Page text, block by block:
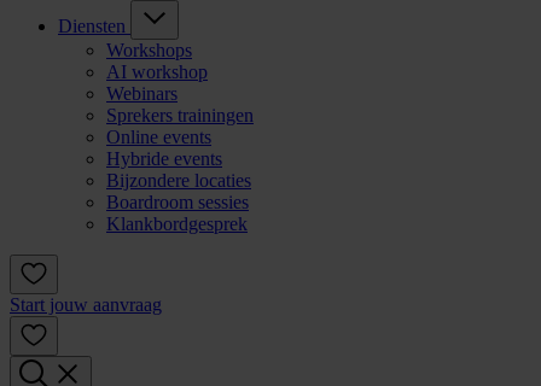
Diensten
Workshops
AI workshop
Webinars
Sprekers trainingen
Online events
Hybride events
Bijzondere locaties
Boardroom sessies
Klankbordgesprek
Start jouw aanvraag